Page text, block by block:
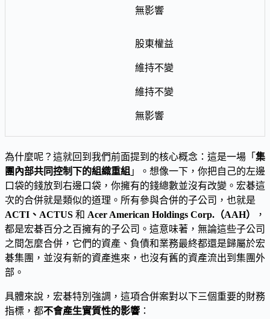
無影響
股東權益
維持不變
維持不變
無影響
為什麼呢？這就回到我們前面提到的核心概念：這是一場「 集
團內部共同控制下的組織重組 」。想像一下，你把自己的左邊
口袋的錢放到右邊口袋，你擁有的錢總數並沒有改變。宏碁這
次的合併就是類似的道理。所有參與合併的子公司，也就是
ACTI、ACTUS 和 Acer American Holdings Corp.（AAH）
，
都是宏碁百分之百擁有的子公司。這意味著，無論這些子公司
之間怎麼合併，它們的資產、負債和業務最終都還是歸屬於宏
碁集團，並沒有新的資產進來，也沒有舊的資產流出到集團外
部。
具體來說，宏碁特別強調，這項合併案對以下三個重要的財務
指標，都不會產生實質性的影響 ：